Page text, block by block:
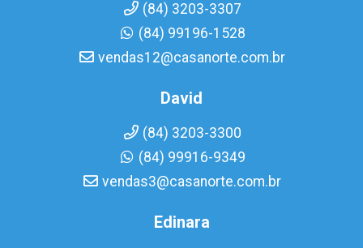
(84) 3203-3307
(84) 99196-1528
vendas12@casanorte.com.br
David
(84) 3203-3300
(84) 99916-9349
vendas3@casanorte.com.br
Edinara